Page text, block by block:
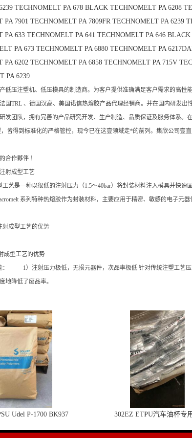
TECHNOMELT PA 678 BLACK TECHNOMELT PA 6208
PA 7901 TECHNOMELT PA 7809FR TECHNOMELT PA 6239
PA 633 TECHNOMELT PA 641 TECHNOMELT PA 646 BLACK
PA 673 TECHNOMELT PA 6880 TECHNOMELT PA
PA 6202 TECHNOMELT PA 6858 TECHNOMELT PA 715V
PA 6239
低压注塑机、低压模具的制造商。为客户提供准确满足客户需求的高
国TRL 、德国汉高、美国诺信热熔胶产品代理经销商。并在国内研发
发团队，拥有完善的产品研究开发、生产制造、品质保证及服务体系
皆得到标准化的严格管控，现今已在这壹领域走*的前列。集欣公司
合作夥伴 ！
射成型工艺
工艺是一种以很低的注射压力（1.5～40bar）将封装材料注入模具并快
系列特种热熔胶作为封装材料，主要应用于精密、敏感的电子
射成型工艺的优势
成型工艺的优势
： 1）注射压力极低，无损元器件，次品率极低 针对传统注塑工艺压
地降低了废品率。
Udel P-1700 BK937 302EZ ETPU汽车油杯专